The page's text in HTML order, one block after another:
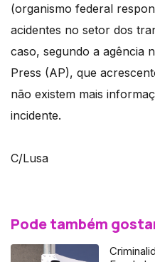
(organismo federal
acidentes no setor dos
caso, segundo a agência
Press (AP), que
não existem mais
incidente.
C/Lusa
Pode também